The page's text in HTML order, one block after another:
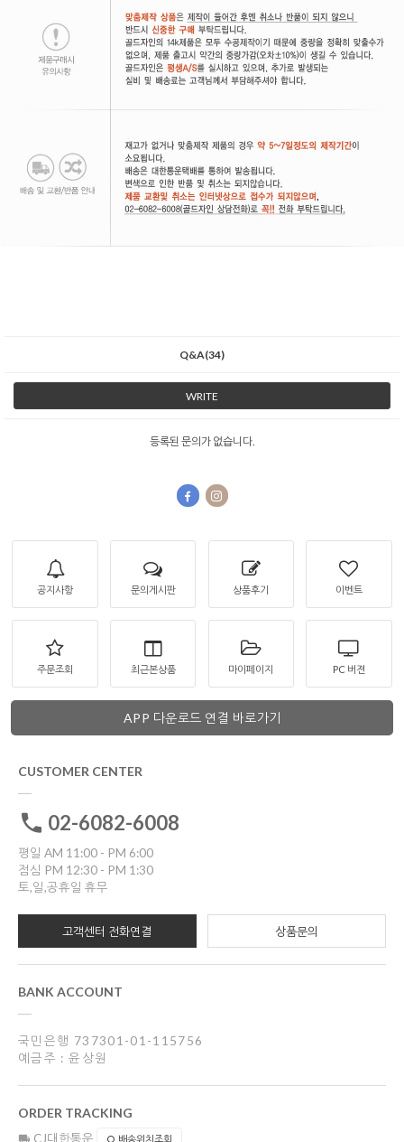
Q&A(34)
WRITE
등록된 문의가 없습니다.
공지사항 문의게시판 상품후기 이벤트
주문조회 최근본상품 마이페이지 PC 버젼
APP 다운로드 연결 바로가기
CUSTOMER CENTER
02-6082-6008
평일 AM 11:00 - PM 6:00
점심 PM 12:30 - PM 1:30
토,일,공휴일 휴무
고객센터 전화연결 상품문의
BANK ACCOUNT
국민은행 737301-01-115756
예금주 : 윤상원
ORDER TRACKING
CJ대한통운 배송위치조회